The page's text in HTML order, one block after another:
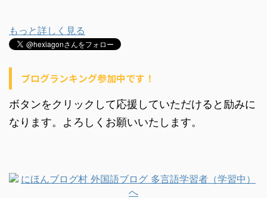
もっと詳しく見る
ブログランキング参加中です！
ボタンをクリックして応援していただけると励みに
なります。よろしくお願いいたします。